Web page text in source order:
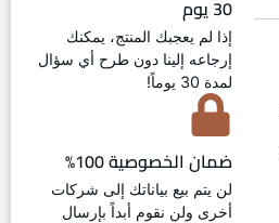
30 يوم
إذا لم يعجبك المنتج، يمكنك
إرجاعه إلينا دون طرح أي سؤال
لمدة 30 يوماً!
ضمان الخصوصية 100%
لن يتم بيع بياناتك إلى شركات
أخرى ولن نقوم أبداً بإرسال